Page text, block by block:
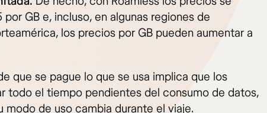
GB e, incluso, en algunas regiones de
los precios por GB pueden aumentar a
que se pague lo que se usa implica que los
todo el tiempo pendientes del consumo de datos,
modo de uso cambia durante el viaje.